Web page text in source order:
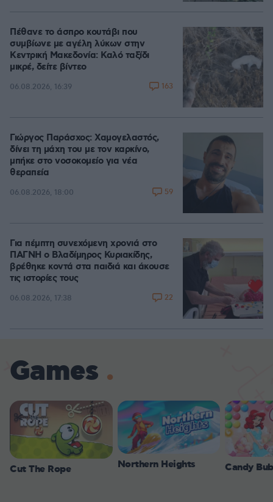
Πέθανε το άσπρο κουτάβι που
συμβίωνε με αγέλη λύκων στην
Κεντρική Μακεδονία: Καλό ταξίδι
μικρέ, δείτε βίντεο
06.08.2026, 16:39 163
Γιώργος Παράσχος: Χαμογελαστός,
δίνει τη μάχη του με τον καρκίνο,
μπήκε στο νοσοκομείο για νέα
θεραπεία
06.08.2026, 18:00 59
Για πέμπτη συνεχόμενη χρονιά στο
ΠΑΓΝΗ ο Βλαδίμηρος Κυριακίδης,
βρέθηκε κοντά στα παιδιά και άκουσε
τις ιστορίες τους
06.08.2026, 17:38 22
Games
Cut The Rope Northern Heights Candy